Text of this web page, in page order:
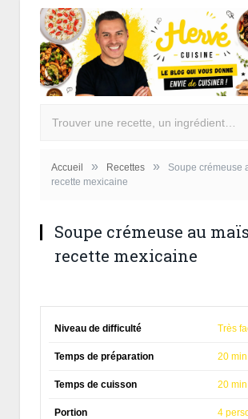
Accueil » Recettes »
Soupe crémeuse
recette mexicaine
Soupe crémeuse au
recette mexicaine
Niveau de difficulté Très
Temps de préparation 20 min
Temps de cuisson 20 min
Portion 4